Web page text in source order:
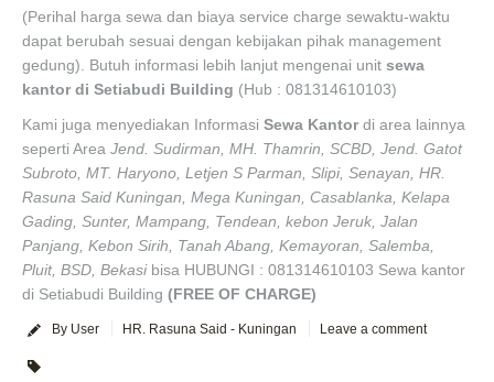
(Perihal harga sewa dan biaya service charge sewaktu-waktu
dapat berubah sesuai dengan kebijakan pihak management
gedung). Butuh informasi lebih lanjut mengenai unit sewa
kantor di Setiabudi Building (Hub : 081314610103)
Kami juga menyediakan Informasi Sewa Kantordi area lainnya
seperti Area Jend. Sudirman, MH. Thamrin, SCBD, Jend. Gatot
Subroto, MT. Haryono, Letjen S Parman, Slipi, Senayan, HR.
Rasuna Said Kuningan, Mega Kuningan, Casablanka, Kelapa
Gading, Sunter, Mampang, Tendean, kebon Jeruk, Jalan
Panjang, Kebon Sirih, Tanah Abang, Kemayoran, Salemba,
Pluit, BSD, Bekasibisa HUBUNGI : 081314610103 Sewa kantor
di Setiabudi Building (FREE OF CHARGE)
By User HR. Rasuna Said - Kuningan Leave a comment